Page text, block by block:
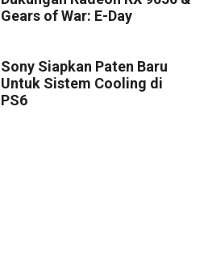
Gears of War: E-Day
Sony Siapkan Paten Baru
Untuk Sistem Cooling di
PS6